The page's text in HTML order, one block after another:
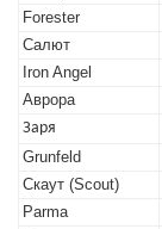
Forester
Салют
Iron Angel
Аврора
Заря
Grunfeld
Скаут (Scout)
Parma